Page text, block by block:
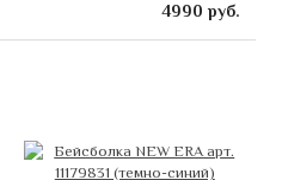
4990 руб.